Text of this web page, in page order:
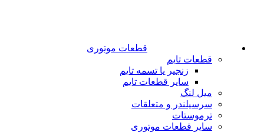
قطعات موتوری
قطعات تایم
زنجیر یا تسمه تایم
سایر قطعات تایم
میل لنگ
سرسیلندر و متعلقات
ترموستات
سایر قطعات موتوری